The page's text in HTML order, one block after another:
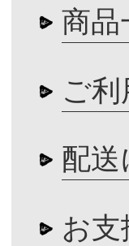
商品
ご利
配送
お支